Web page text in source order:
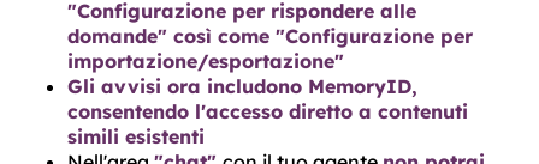
"Configurazione per rispondere alle
domande" così come "Configurazione per
importazione/esportazione"
Gli avvisi ora includono MemoryID,
consentendo l'accesso diretto a contenuti
simili esistenti